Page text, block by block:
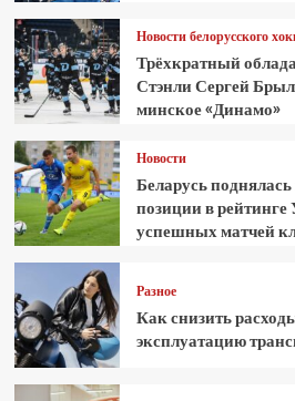
Новости белорусского
Трёхкратный
Стэнли Сергей
минское «Динамо»
Новости
Беларусь поднялась
позиции в
успешных матчей
Разное
Как снизить
эксплуатацию